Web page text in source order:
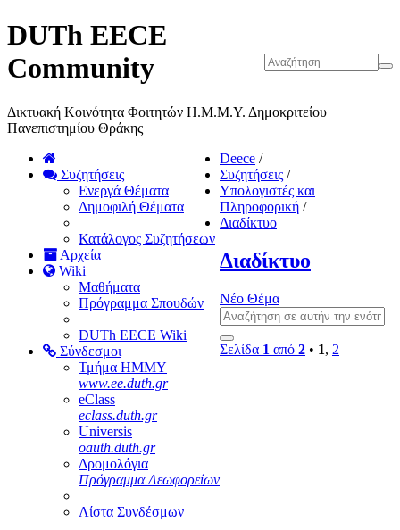
DUTh EECE
Community
Δικτυακή Κοινότητα Φοιτητών Η.Μ.Μ.Υ. Δημοκριτείου
Πανεπιστημίου Θράκης
Συζητήσεις
Ενεργά Θέματα
Δημοφιλή Θέματα
Κατάλογος Συζητήσεων
Αρχεία
Wiki
Μαθήματα
Πρόγραμμα Σπουδών
DUTh EECE Wiki
Σύνδεσμοι
Τμήμα ΗΜΜΥ
www.ee.duth.gr
eClass
eclass.duth.gr
Universis
oauth.duth.gr
Δρομολόγια
Πρόγραμμα Λεωφορείων
Λίστα Συνδέσμων
Deece /
Συζητήσεις /
Υπολογιστές και
Πληροφορική /
Διαδίκτυο
Διαδίκτυο
Νέο Θέμα
Σελίδα 1 από 2 • 1, 2